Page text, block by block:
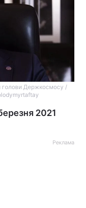
голови Держкосмосу /
2021
Реклама